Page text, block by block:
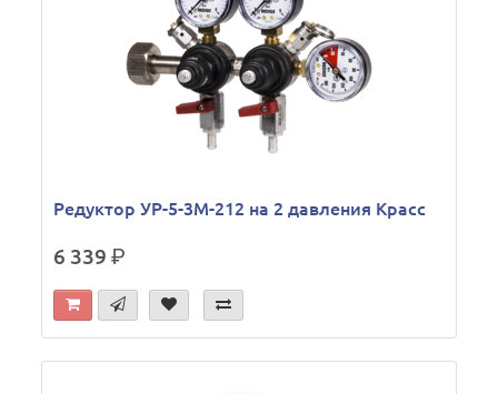
Редуктор УР-5-3М-212 на 2 давления Красс
6 339р.